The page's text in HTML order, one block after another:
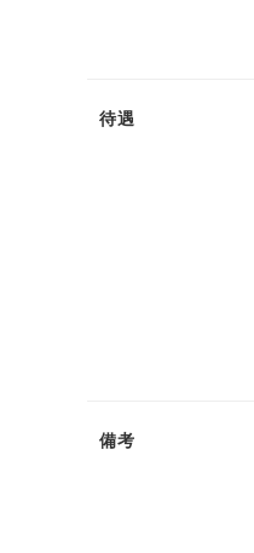
待遇
備考